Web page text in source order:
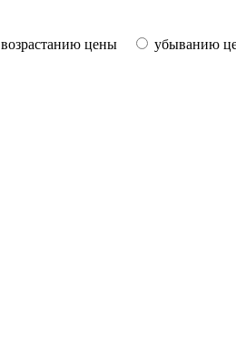
возрастанию цены
убыванию